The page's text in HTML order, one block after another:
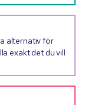
alternativ för
exakt det du vill